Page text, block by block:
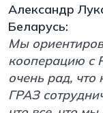
Александр
Беларусь:
Мы
кооперацию с
очень рад,
ГРАЗ